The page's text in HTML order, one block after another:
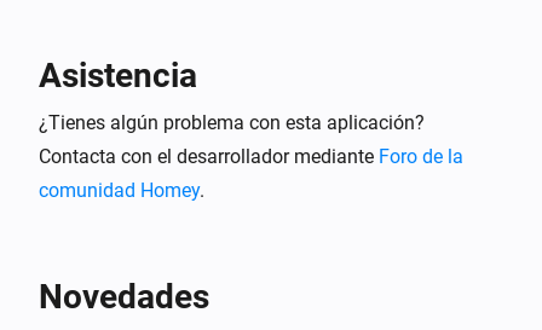
Asistencia
¿Tienes algún problema con esta aplicación?
Contacta con el desarrollador mediante Foro de la
comunidad Homey.
Novedades